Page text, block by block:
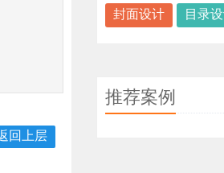
回上层
封面设计 目录
推荐案例